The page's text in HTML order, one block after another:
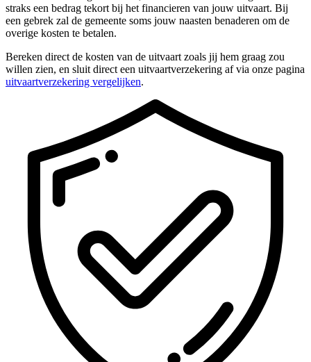
straks een bedrag tekort bij het financieren van jouw uitvaart. Bij
een gebrek zal de gemeente soms jouw naasten benaderen om de
overige kosten te betalen.
Bereken direct de kosten van de uitvaart zoals jij hem graag zou
willen zien, en sluit direct een uitvaartverzekering af via onze pagina
uitvaartverzekering vergelijken.